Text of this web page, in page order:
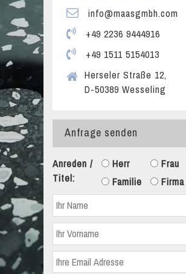
info@maasgmbh.com
+49 2236 9444916
+49 1511 5154013
Herseler Straße 12,
D-50389 Wesseling
Anfrage senden
Anreden /
Titel:
Herr
Frau
Familie
Firma